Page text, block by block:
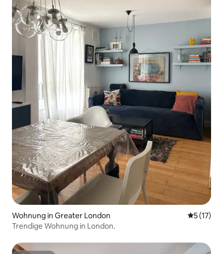
Wohnung in Greater London
5 (17)
Trendige Wohnung in London.